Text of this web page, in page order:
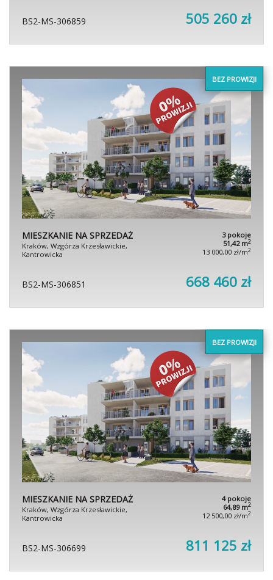
BS2-MS-306859 505 260 zł
BEZ PROWIZJI
MIESZKANIE NA SPRZEDAŻ
Kraków, Wzgórza Krzesławickie,
Kantrowicka
3 pokoje
51,42 m2
13 000,00 zł/m2
BS2-MS-306851 668 460 zł
BEZ PROWIZJI
MIESZKANIE NA SPRZEDAŻ
Kraków, Wzgórza Krzesławickie,
Kantrowicka
4 pokoje
64,89 m2
12 500,00 zł/m2
BS2-MS-306699 811 125 zł